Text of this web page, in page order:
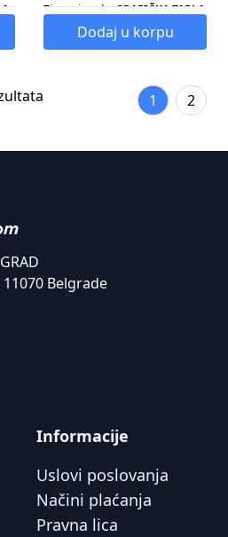
Tip proizvoda:GRAFIČKA TABLA
Dodaj u korpu
1 2
Belgrade
Informacije
Uslovi poslovanja
Načini plaćanja
Pravna lica